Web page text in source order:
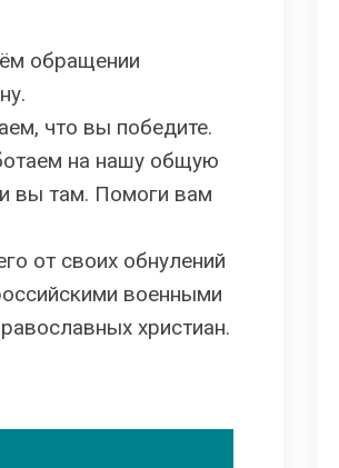
обращении
что вы победите.
на нашу общую
вы там. Помоги вам
от своих обнулений
военными
христиан.